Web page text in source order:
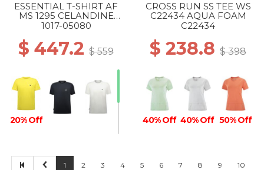
ESSENTIAL T-SHIRT AF
MS 1295 CELANDINE
PRT1
1017-05080
$ 447.2 $ 559
20% Off
CROSS RUN SS TEE WS
C22434 AQUA FOAM
C22434
$ 238.8 $ 398
40% Off 40% Off 50% Off
1 2 3 4 5 6 7 8 9 10